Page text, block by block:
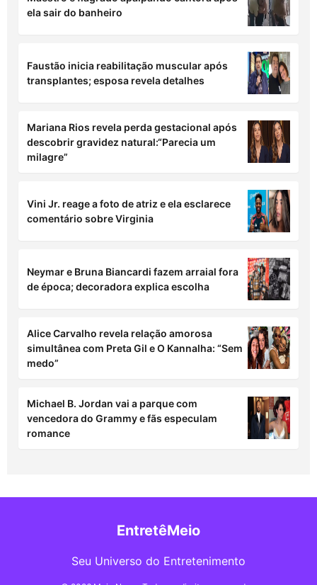
ela sair do banheiro
Faustão inicia reabilitação muscular após
transplantes; esposa revela detalhes
Mariana Rios revela perda gestacional após
descobrir gravidez natural:“Parecia um
milagre”
Vini Jr. reage a foto de atriz e ela esclarece
comentário sobre Virginia
Neymar e Bruna Biancardi fazem arraial fora
de época; decoradora explica escolha
Alice Carvalho revela relação amorosa
simultânea com Preta Gil e O Kannalha: “Sem
medo”
Michael B. Jordan vai a parque com
vencedora do Grammy e fãs especulam
romance
EntretêMeio
Seu Universo do Entretenimento